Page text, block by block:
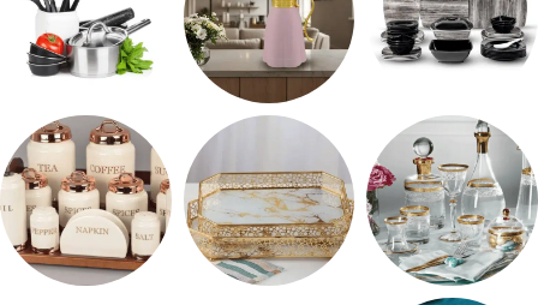
طقم ميلامين ترمس شاي رفايع المطبخ